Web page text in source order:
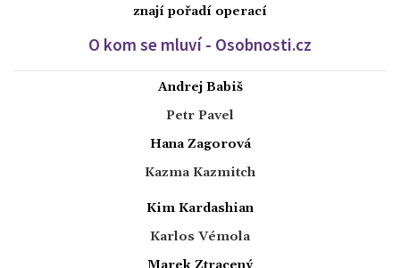
znají pořadí operací
O kom se mluví - Osobnosti.cz
Andrej Babiš
Petr Pavel
Hana Zagorová
Kazma Kazmitch
Kim Kardashian
Karlos Vémola